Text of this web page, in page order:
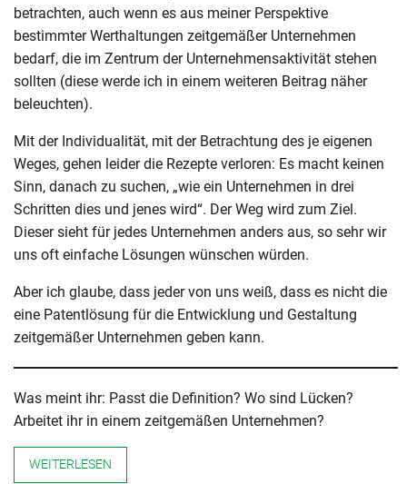
betrachten, auch wenn es aus meiner Perspektive
bestimmter Werthaltungen zeitgemäßer Unternehmen
bedarf, die im Zentrum der Unternehmensaktivität stehen
sollten (diese werde ich in einem weiteren Beitrag näher
beleuchten).
Mit der Individualität, mit der Betrachtung des je eigenen
Weges, gehen leider die Rezepte verloren: Es macht keinen
Sinn, danach zu suchen, „wie ein Unternehmen in drei
Schritten dies und jenes wird“. Der Weg wird zum Ziel.
Dieser sieht für jedes Unternehmen anders aus, so sehr wir
uns oft einfache Lösungen wünschen würden.
Aber ich glaube, dass jeder von uns weiß, dass es nicht die
eine Patentlösung für die Entwicklung und Gestaltung
zeitgemäßer Unternehmen geben kann.
Was meint ihr: Passt die Definition? Wo sind Lücken?
Arbeitet ihr in einem zeitgemäßen Unternehmen?
WEITERLESEN